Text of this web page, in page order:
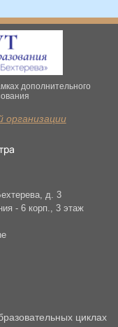
дополнительного
организации
д. 3
- 6 корп., 3 этаж
циклах